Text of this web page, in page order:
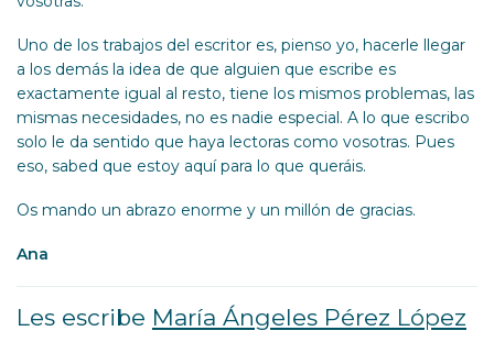
Uno de los trabajos del escritor es, pienso yo, hacerle llegar
a los demás la idea de que alguien que escribe es
exactamente igual al resto, tiene los mismos problemas, las
mismas necesidades, no es nadie especial. A lo que escribo
solo le da sentido que haya lectoras como vosotras. Pues
eso, sabed que estoy aquí para lo que queráis.
Os mando un abrazo enorme y un millón de gracias.
Ana
Les escribe María Ángeles Pérez López